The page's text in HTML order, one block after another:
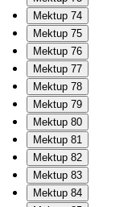
Mektup 74
Mektup 75
Mektup 76
Mektup 77
Mektup 78
Mektup 79
Mektup 80
Mektup 81
Mektup 82
Mektup 83
Mektup 84